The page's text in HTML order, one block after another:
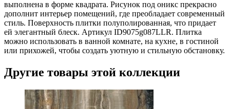
выполнена в форме квадрата. Рисунок под оникс прекрасно
дополнит интерьер помещений, где преобладает современный
стиль. Поверхность плитки полуполированная, что придает
ей элегантный блеск. Артикул ID9075g087LLR. Плитка
можно использовать в ванной комнате, на кухне, в гостиной
или прихожей, чтобы создать уютную и стильную обстановку.
Другие товары этой коллекции